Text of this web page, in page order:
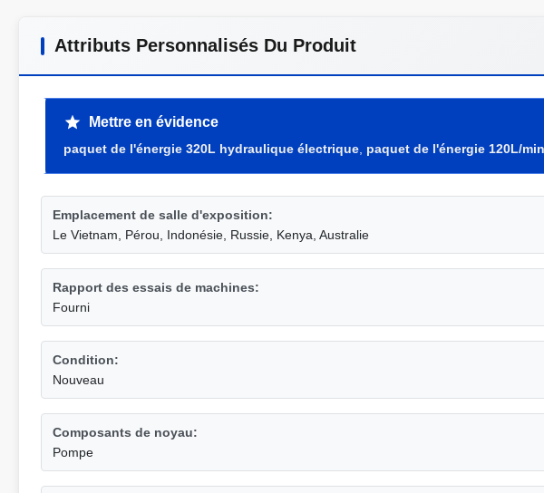
Attributs Personnalisés Du Produit
Mettre en évidence
paquet de l'énergie 320L hydraulique électrique paquet de l'énergie 120L/
Emplacement de salle d'exposition:
Le Vietnam, Pérou, Indonésie, Russie, Kenya, Australie
Rapport des essais de machines:
Fourni
Condition:
Nouveau
Composants de noyau:
Pompe